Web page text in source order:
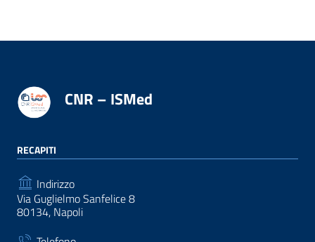
CNR – ISMed
RECAPITI
Indirizzo
Via Guglielmo Sanfelice 8
80134, Napoli